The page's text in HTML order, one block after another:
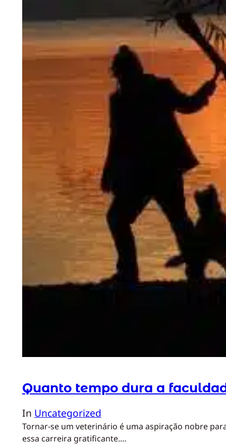
Quanto tempo dura a
In Uncategorized
Tornar-se um veterinário é uma aspiração nobre
essa carreira gratificante.…